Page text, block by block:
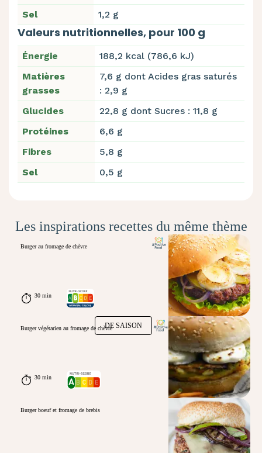
Sel
1,2 g
Valeurs nutritionnelles, pour 100 g
Énergie
188,2 kcal (786,6 kJ)
Matières
grasses
7,6 g dont Acides gras saturés
: 2,9 g
Glucides
22,8 g dont Sucres : 11,8 g
Protéines
6,6 g
Fibres
5,8 g
Sel
0,5 g
Les inspirations recettes du même thème
Burger au fromage de chèvre
30 min
DE SAISON
Burger végétarien au fromage de chèvre
30 min
Burger boeuf et fromage de brebis